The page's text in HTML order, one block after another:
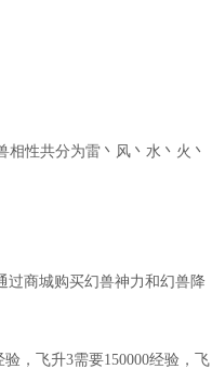
性共分为雷丶风丶水丶火丶
过商城购买幻兽神力和幻兽降
，飞升3需要150000经验，飞